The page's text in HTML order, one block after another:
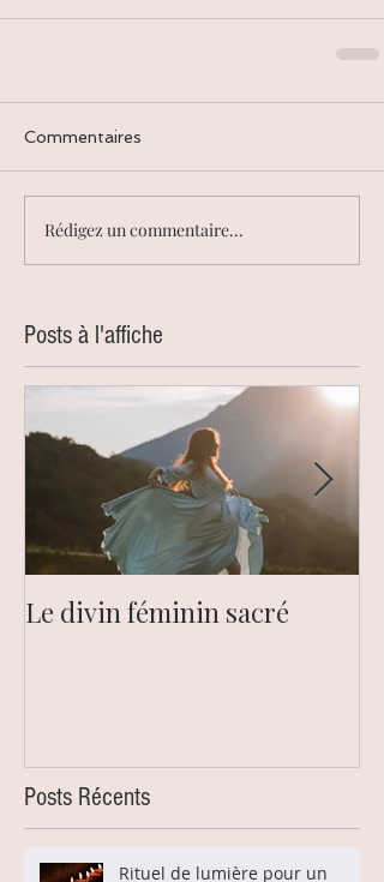
Commentaires
Rédigez un commentaire...
Posts à l'affiche
Le divin féminin sacré
Posts Récents
Rituel de lumière pour un